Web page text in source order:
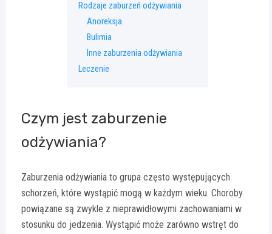
Rodzaje zaburzeń odżywiania
Anoreksja
Bulimia
Inne zaburzenia odżywiania
Leczenie
Czym jest zaburzenie
odżywiania?
Zaburzenia odżywiania to grupa często występujących
schorzeń, które wystąpić mogą w każdym wieku. Choroby
powiązane są zwykle z nieprawidłowymi zachowaniami w
stosunku do jedzenia. Wystąpić może zarówno wstręt do